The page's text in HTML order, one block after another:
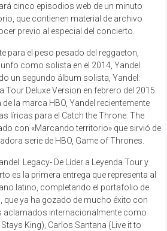
cinco episodios web de un minuto
que contienen material de archivo
previo al especial del concierto.
para el peso pesado del reggaeton,
como solista en el 2014, Yandel
un segundo álbum solista, Yandel:
Tour Deluxe Version en febrero del 2015.
la marca HBO, Yandel recientemente
líricas para el Catch the Throne: The
con «Marcando territorio» que sirvió de
serie de HBO, Game of Thrones.
Legacy- De Líder a Leyenda Tour y
es la primera entrega que representa al
latino, completando el portafolio de
que ya ha gozado de mucho éxito con
aclamados internacionalmente como
King), Carlos Santana (Live it to